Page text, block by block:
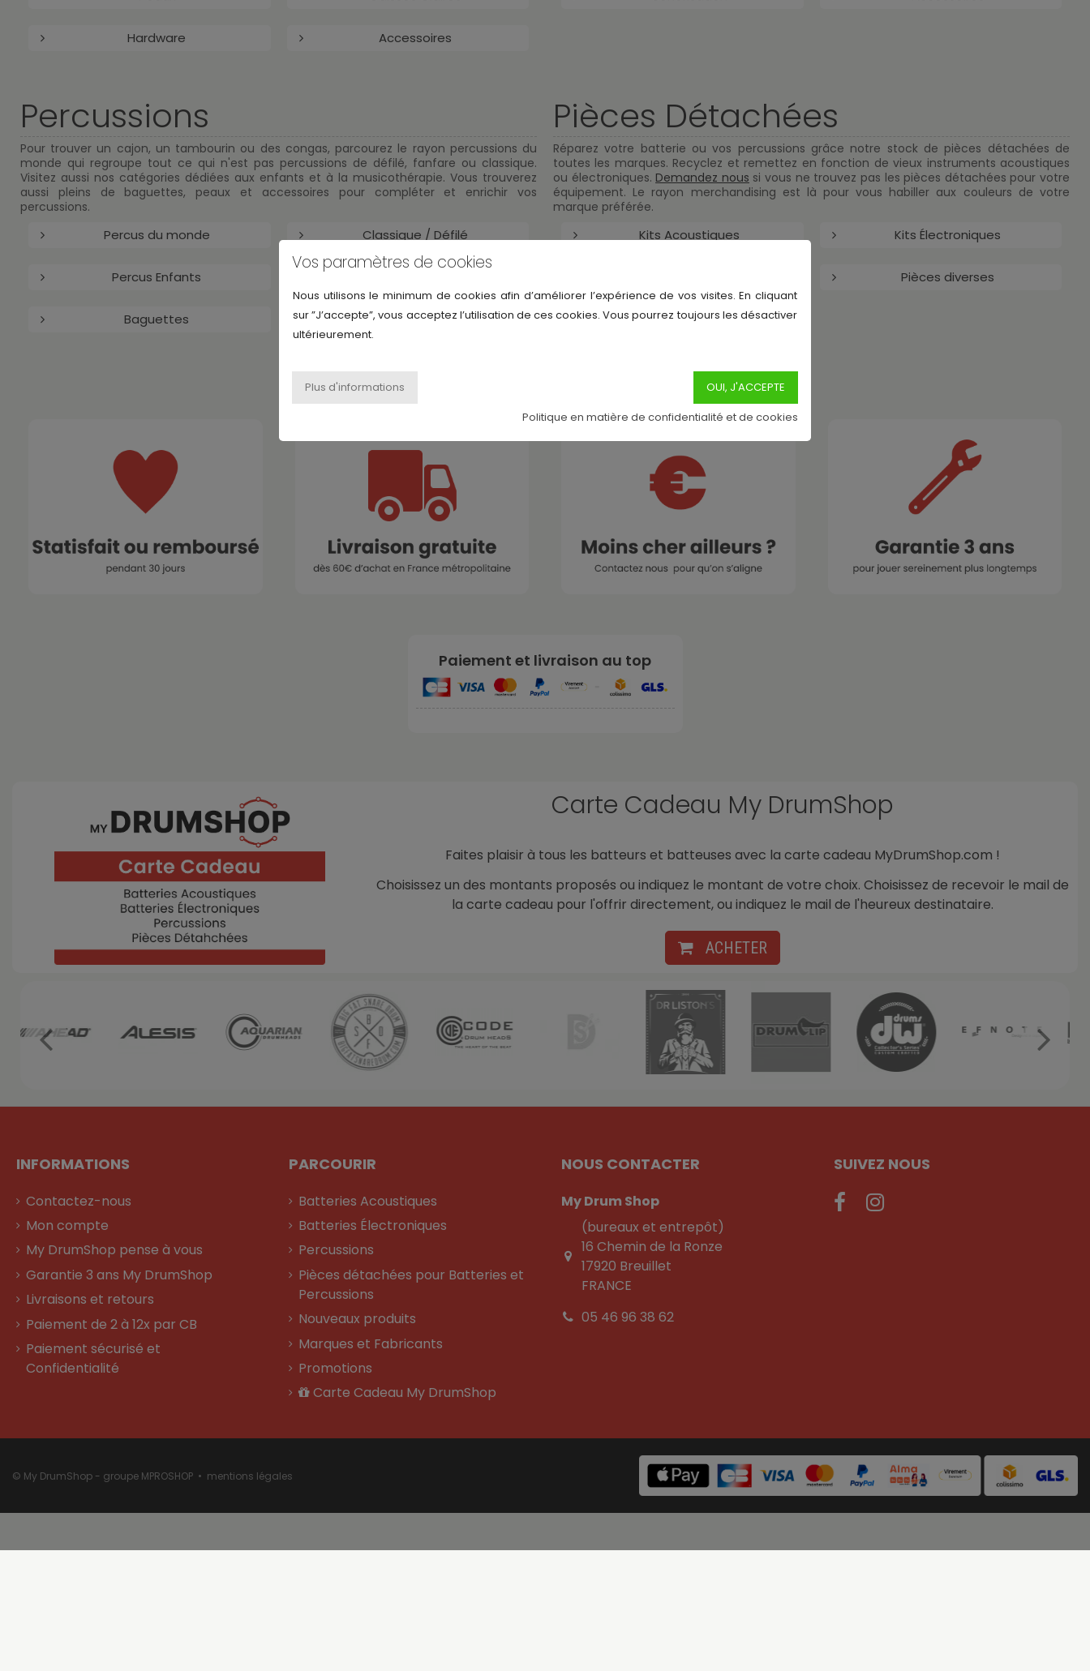
Hardware Accessoires
Percussions
Pour trouver un cajon, un tambourin ou des congas, parcourez le rayon percussions du
monde qui regroupe tout ce qui n'est pas percussions de défilé, fanfare ou classique.
Visitez aussi nos catégories dédiées aux enfants et à la musicothérapie. Vous trouverez
aussi pleins de baguettes, peaux et accessoires pour compléter et enrichir vos
percussions.
Percus du monde Classique / Défilé
Percus Enfants
Baguettes Accessoires
Pièces Détachées
Réparez votre batterie ou vos percussions grâce notre stock de pièces détachées de
toutes les marques. Recyclez et remettez en fonction de vieux instruments acoustiques
ou électroniques. Demandez nous si vous ne trouvez pas les pièces détachées pour votre
équipement. Le rayon merchandising est là pour vous habiller aux couleurs de votre
marque préférée.
Kits Acoustiques Kits Électroniques
Pièces diverses
Merchandising
MyDrumshop pense à vous
Paiement et livraison au top
Carte Cadeau My DrumShop
Faites plaisir à tous les batteurs et batteuses avec la carte cadeau MyDrumShop.com !
Choisissez un des montants proposés ou indiquez le montant de votre choix. Choisissez de recevoir le mail de
la carte cadeau pour l'offrir directement, ou indiquez le mail de l'heureux destinataire.
ACHETER
INFORMATIONS
Contactez-nous
Mon compte
My DrumShop pense à vous
Garantie 3 ans My DrumShop
Livraisons et retours
Paiement de 2 à 12x par CB
Paiement sécurisé et
Confidentialité
PARCOURIR
Batteries Acoustiques
Batteries Électroniques
Percussions
Pièces détachées pour Batteries et
Percussions
Nouveaux produits
Marques et Fabricants
Promotions
Carte Cadeau My DrumShop
NOUS CONTACTER
My Drum Shop
(bureaux et entrepôt)
16 Chemin de la Ronze
17920 Breuillet
FRANCE
05 46 96 38 62
SUIVEZ NOUS
© My DrumShop - groupe MPROSHOP • mentions légales
Vos paramètres de cookies
Nous utilisons le minimum de cookies afin d’améliorer l’expérience de vos visites. En cliquant
sur ”J’accepte”, vous acceptez l’utilisation de ces cookies. Vous pourrez toujours les désactiver
ultérieurement.
Politique en matière de confidentialité et de cookies